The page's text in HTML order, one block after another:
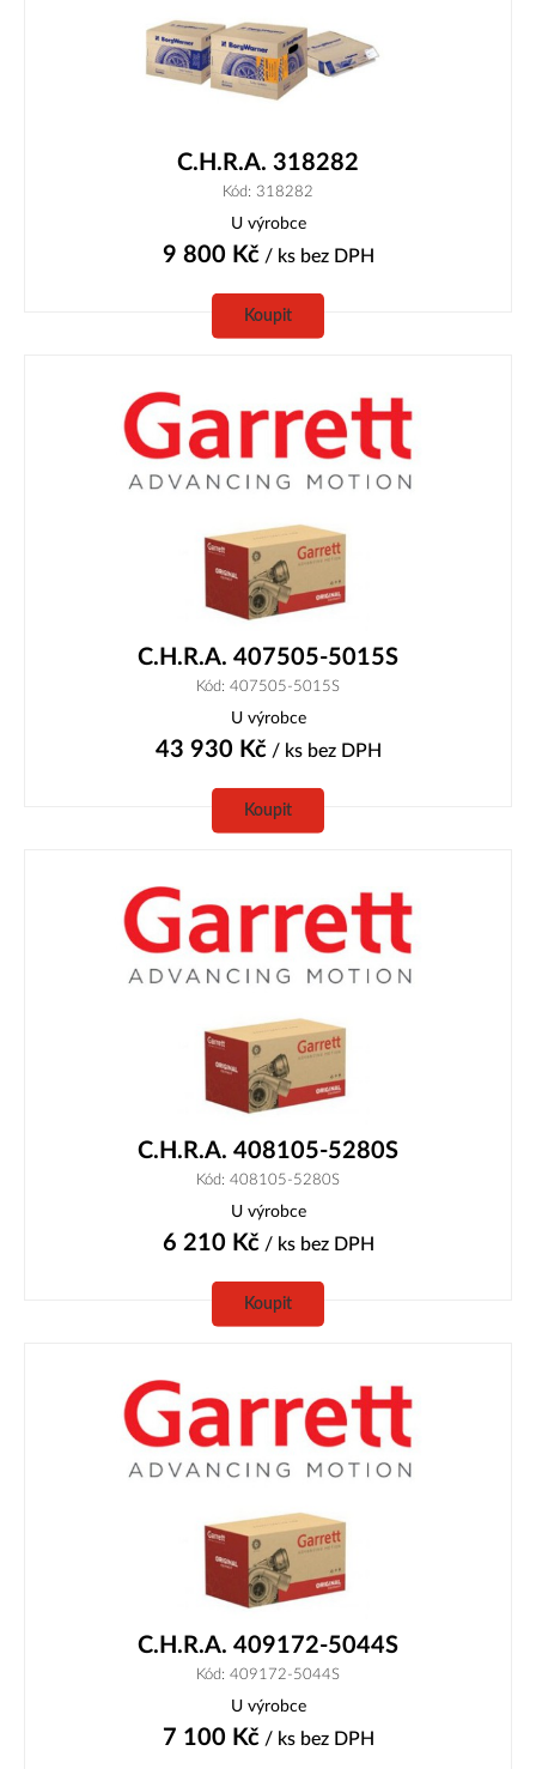
C.H.R.A. 318282
Kód: 318282
U výrobce
9 800 Kč/ ks bez DPH
Koupit
C.H.R.A. 407505-5015S
Kód: 407505-5015S
U výrobce
43 930 Kč/ ks bez DPH
Koupit
C.H.R.A. 408105-5280S
Kód: 408105-5280S
U výrobce
6 210 Kč/ ks bez DPH
Koupit
C.H.R.A. 409172-5044S
Kód: 409172-5044S
U výrobce
7 100 Kč/ ks bez DPH